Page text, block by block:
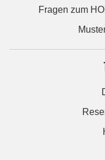
Fragen zum